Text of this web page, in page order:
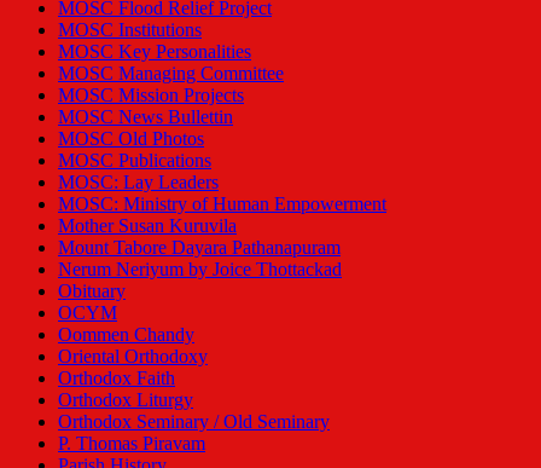
MOSC Flood Relief Project
MOSC Institutions
MOSC Key Personalities
MOSC Managing Committee
MOSC Mission Projects
MOSC News Bullettin
MOSC Old Photos
MOSC Publications
MOSC: Lay Leaders
MOSC: Ministry of Human Empowerment
Mother Susan Kuruvila
Mount Tabore Dayara Pathanapuram
Nerum Neriyum by Joice Thottackad
Obituary
OCYM
Oommen Chandy
Oriental Orthodoxy
Orthodox Faith
Orthodox Liturgy
Orthodox Seminary / Old Seminary
P. Thomas Piravam